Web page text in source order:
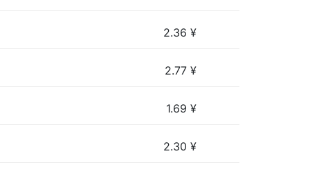
2.36 ¥
2.77 ¥
1.69 ¥
2.30 ¥